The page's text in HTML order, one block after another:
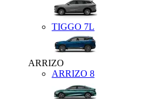
TIGGO 7L
ARRIZO
ARRIZO 8